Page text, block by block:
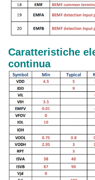
Caratteristiche
continua